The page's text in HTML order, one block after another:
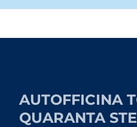
AUTOFFICINA
QUARANTA